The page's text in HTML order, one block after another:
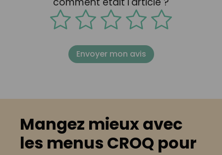
Envoyer mon avis
Mangez mieux avec
les menus CROQ pour